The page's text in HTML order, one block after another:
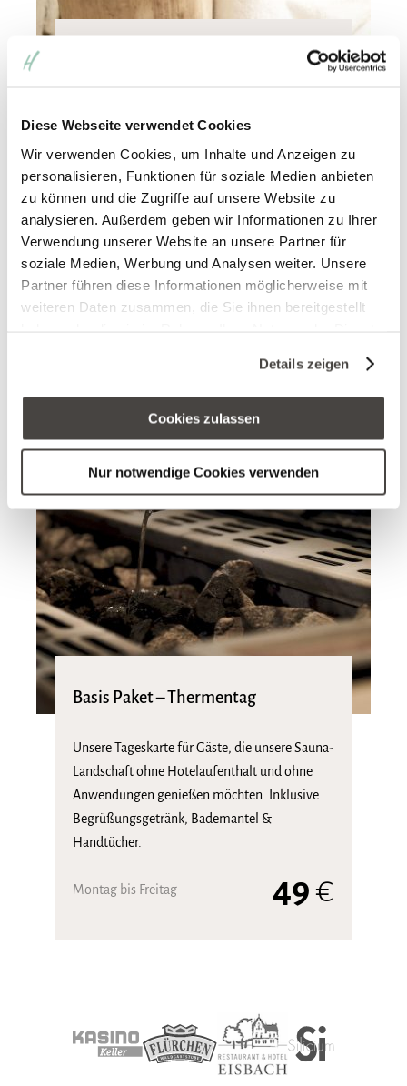
Diese Webseite verwendet Cookies
Wir verwenden Cookies, um Inhalte und Anzeigen zu
personalisieren, Funktionen für soziale Medien anbieten
zu können und die Zugriffe auf unsere Website zu
analysieren. Außerdem geben wir Informationen zu Ihrer
Verwendung unserer Website an unsere Partner für
soziale Medien, Werbung und Analysen weiter. Unsere
Partner führen diese Informationen möglicherweise mit
weiteren Daten zusammen, die Sie ihnen bereitgestellt
Cookies, wenn Sie unsere Webseite weiterhin nutzen.
Details zeigen
Cookies zulassen
Nur notwendige Cookies verwenden
eines individuellen Wohlfühltags. Inklusive
Bademantel, Handtücher, Begrüßungsdrink
und einem Snack in der Poolbar. Dazu
kombinieren Sie dann Ihre
Wunschanwendungen aus unserem
Programm.
Montag bis Freitag 55€
Basis Paket – Thermentag
Unsere Tageskarte für Gäste, die unsere Sauna-
Landschaft ohne Hotelaufenthalt und ohne
Anwendungen genießen möchten. Inklusive
Begrüßungsgetränk, Bademantel &
Handtücher.
Montag bis Freitag 49€